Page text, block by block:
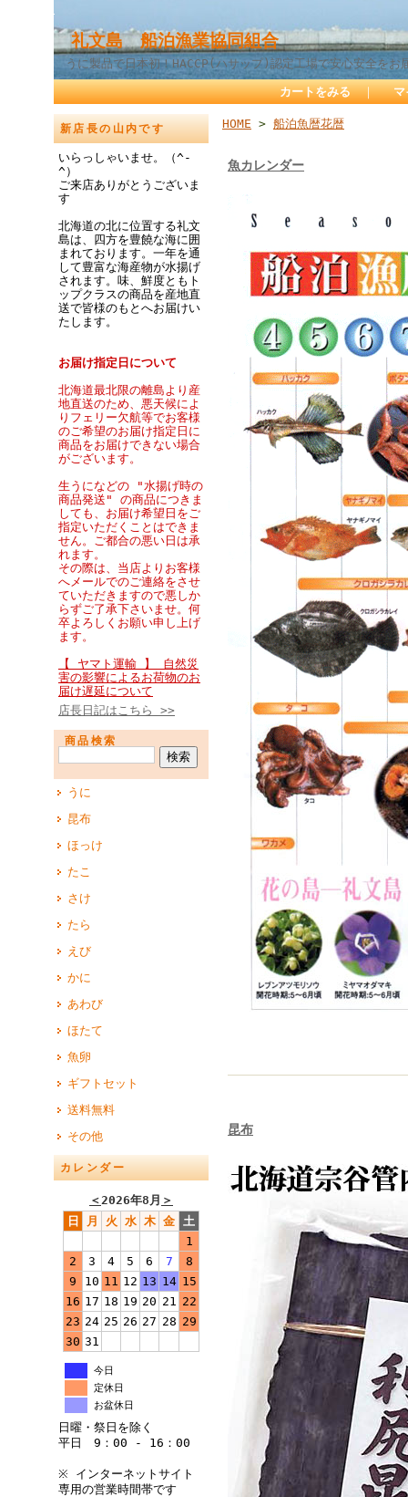
礼文島 船泊漁業協同組合
うに製品で日本初！HACCP(ハサップ)認定工場で安心安全をお
カートをみる ｜ マ
新店長の山内です
いらっしゃいませ。（^-
^）
ご来店ありがとうございま
す
北海道の北に位置する礼文
島は、四方を豊饒な海に囲
まれております。一年を通
して豊富な海産物が水揚げ
されます。味、鮮度ともト
ップクラスの商品を産地直
送で皆様のもとへお届けい
たします。
お届け指定日について
北海道最北限の離島より産
地直送のため、悪天候によ
りフェリー欠航等でお客様
のご希望のお届け指定日に
商品をお届けできない場合
がございます。
生うになどの "水揚げ時の
商品発送" の商品につきま
しても、お届け希望日をご
指定いただくことはできま
せん。ご都合の悪い日は承
れます。
その際は、当店よりお客様
へメールでのご連絡をさせ
ていただきますので悪しか
らずご了承下さいませ。何
卒よろしくお願い申し上げ
ます。
【 ヤマト運輸 】 自然災
害の影響によるお荷物のお
届け遅延について
店長日記はこちら >>
商品検索
うに
昆布
ほっけ
たこ
さけ
たら
えび
かに
あわび
ほたて
魚卵
ギフトセット
送料無料
その他
カレンダー
＜2026年8月 ＞
日
月 火 水 木 金 土
1
2
3 4 5 6 7
8
9
10 11 12 13 14 15
16 17 18 19 20 21 22
23 24 25 26 27 28 29
30 31
今日
定休日
お盆休日
日曜・祭日を除く
平日 9：00 - 16：00
※ インターネットサイト
専用の営業時間帯です
HOME > 船泊魚暦花暦
魚カレンダー
昆布